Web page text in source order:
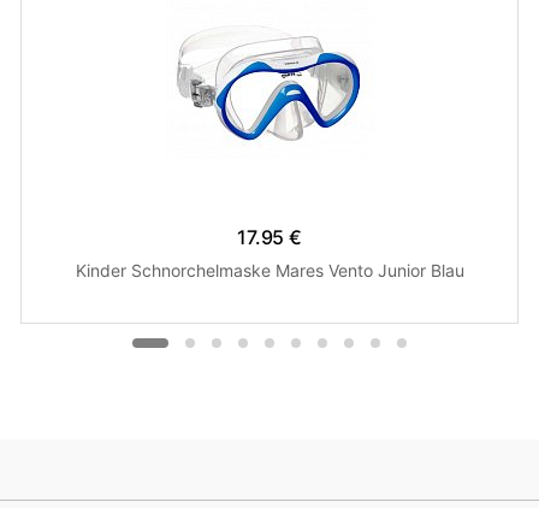
17.95 €
Kinder Schnorchelmaske Mares Vento Junior Blau